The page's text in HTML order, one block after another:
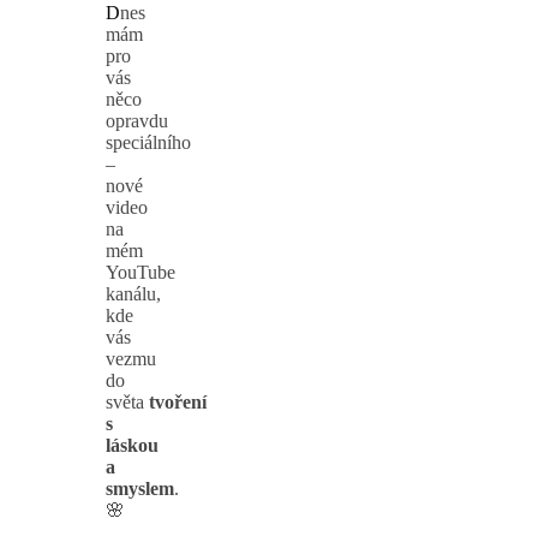
Dnes
mám
pro
vás
něco
opravdu
speciálního
–
nové
video
na
mém
YouTube
kanálu,
kde
vás
vezmu
do
světa tvoření
s
láskou
a
smyslem.
🌸